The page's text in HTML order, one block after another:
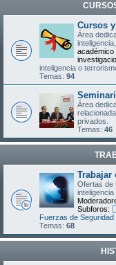
Cursos
Área
académico
inteligencia o
Temas: 94
Área
privados.
Temas: 46
Trabajar
Ofertas de
inteligencia
Subforos:
Fuerzas de Seguridad
Temas: 68